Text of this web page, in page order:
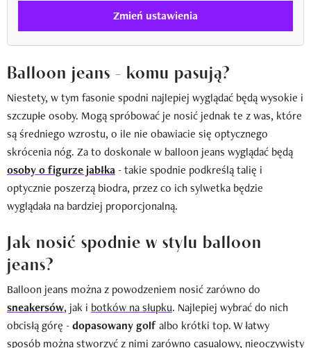
Zmień ustawienia
Balloon jeans - komu pasują?
Niestety, w tym fasonie spodni najlepiej wyglądać będą wysokie i
szczupłe osoby. Mogą spróbować je nosić jednak te z was, które
są średniego wzrostu, o ile nie obawiacie się optycznego
skrócenia nóg. Za to doskonale w balloon jeans wyglądać będą
osoby o figurze jabłka - takie spodnie podkreślą talię i
optycznie poszerzą biodra, przez co ich sylwetka będzie
wyglądała na bardziej proporcjonalną.
Jak nosić spodnie w stylu balloon
jeans?
Balloon jeans można z powodzeniem nosić zarówno do
sneakersów, jak i botków na słupku. Najlepiej wybrać do nich
obcisłą górę -dopasowany golfalbo krótki top. W łatwy
sposób można stworzyć z nimi zarówno casualowy, nieoczywisty